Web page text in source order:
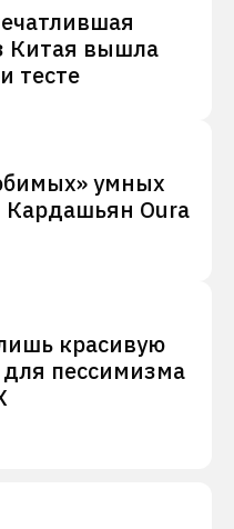
Китая вышла
тесте
умных
Кардашьян Oura
красивую
пессимизма